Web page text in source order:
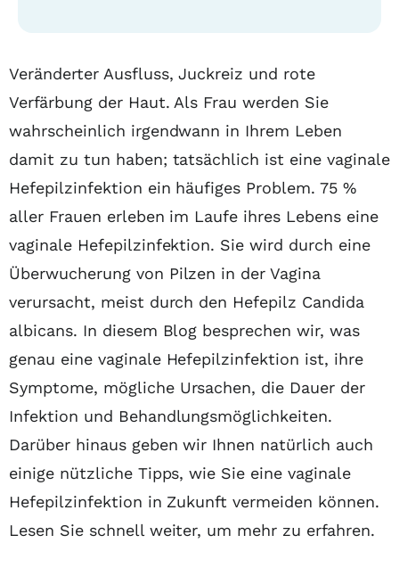
Inhaltsübersicht
Veränderter Ausfluss, Juckreiz und rote
Verfärbung der Haut. Als Frau werden Sie
wahrscheinlich irgendwann in Ihrem Leben
damit zu tun haben; tatsächlich ist eine vaginale
Hefepilzinfektion ein häufiges Problem. 75 %
aller Frauen erleben im Laufe ihres Lebens eine
vaginale Hefepilzinfektion. Sie wird durch eine
Überwucherung von Pilzen in der Vagina
verursacht, meist durch den Hefepilz Candida
albicans. In diesem Blog besprechen wir, was
genau eine vaginale Hefepilzinfektion ist, ihre
Symptome, mögliche Ursachen, die Dauer der
Infektion und Behandlungsmöglichkeiten.
Darüber hinaus geben wir Ihnen natürlich auch
einige nützliche Tipps, wie Sie eine vaginale
Hefepilzinfektion in Zukunft vermeiden können.
Lesen Sie schnell weiter, um mehr zu erfahren.